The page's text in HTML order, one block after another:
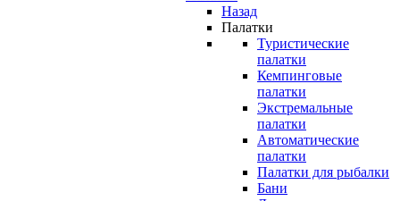
Назад
Палатки
Туристические
палатки
Кемпинговые
палатки
Экстремальные
палатки
Автоматические
палатки
Палатки для рыбалки
Бани